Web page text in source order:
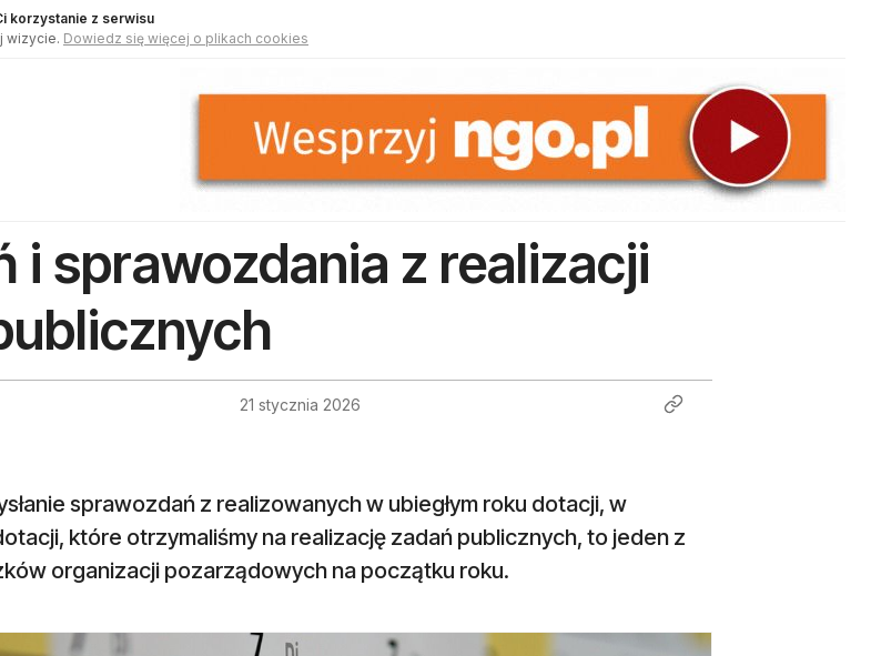
korzystanie z serwisu
wizycie. Dowiedz się więcej o plikach cookies
i sprawozdania z realizacji
21 stycznia 2026
sprawozdań z realizowanych w ubiegłym roku dotacji, w
które otrzymaliśmy na realizację zadań publicznych, to jeden z
organizacji pozarządowych na początku roku.